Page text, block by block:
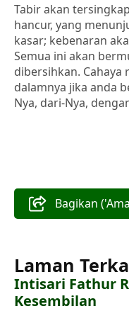
Tabir akan
hancur, yang
kasar; kebenaran
Semua ini akan
dibersihkan. Cahaya
dalamnya jika anda
Nya, dari-Nya,
Bagikan
Laman
Intisari Fathur
Kesembilan